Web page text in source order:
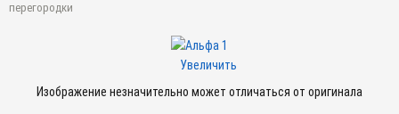
перегородки
Увеличить
Изображение незначительно может отличаться от оригинала